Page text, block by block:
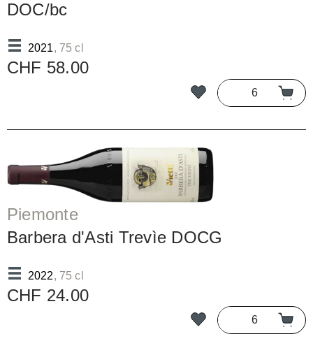
DOC/bc
2021, 75 cl
CHF 58.00
Piemonte
Barbera d'Asti Trevìe DOCG
2022, 75 cl
CHF 24.00